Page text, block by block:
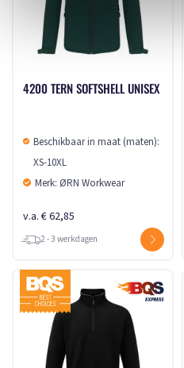
4200 TERN SOFTSHELL UNISEX
Beschikbaar in maat (maten):
XS-10XL
Merk: ØRN Workwear
v.a. € 62,85
2 - 3 werkdagen